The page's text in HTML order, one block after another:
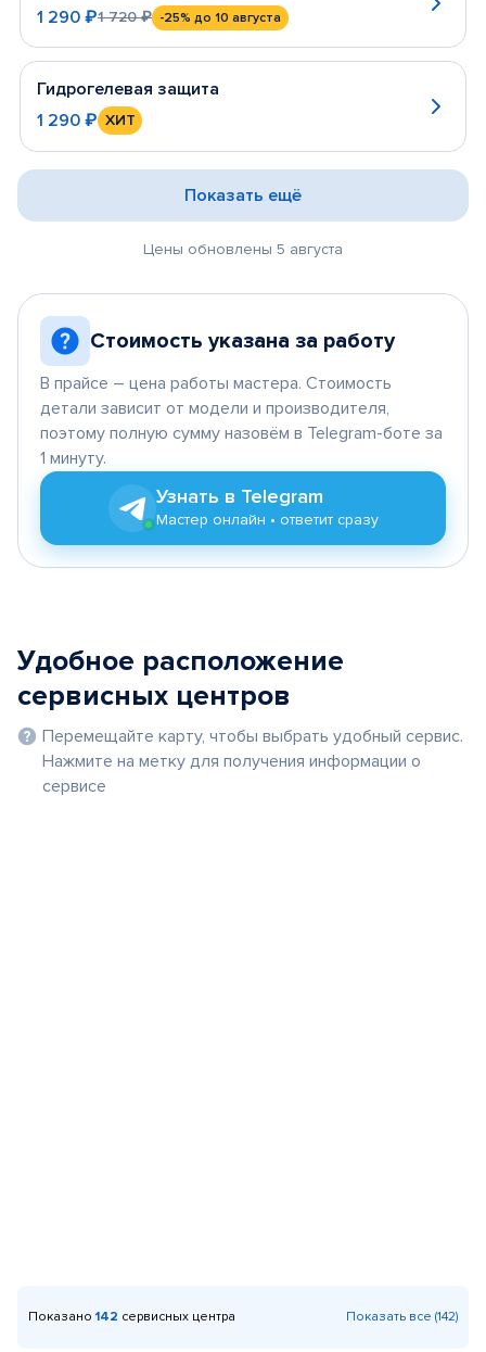
1 290 ₽1 720 ₽ -25% до 10 августа
Гидрогелевая защита
1 290 ₽ ХИТ
Цены обновлены 5 августа
Показать ещё
Стоимость указана за работу
В прайсе – цена работы мастера. Стоимость
детали зависит от модели и производителя,
поэтому полную сумму назовём в Telegram-боте за
1 минуту.
Узнать в Telegram
Мастер онлайн • ответит сразу
Удобное расположение
сервисных центров
Перемещайте карту, чтобы выбрать удобный сервис.
Нажмите на метку для получения информации о
сервисе
Показано 142 сервисных центра Показать все (142)